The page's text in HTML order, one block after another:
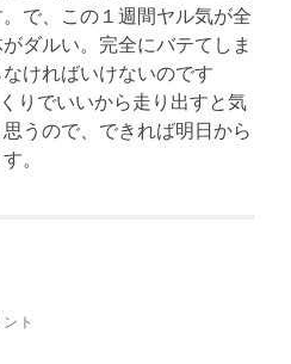
で、この１週間ヤル気が全
ダルい。完全にバテてしま
ければいけないのです
りでいいから走り出すと気
うので、できれば明日から
。
ト